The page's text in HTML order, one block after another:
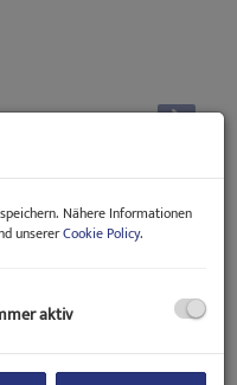
Altbauwohnung mit
Lagen des 3. Bezirks.
Nähere Informationen
unsererCookie Policy.
aktiv